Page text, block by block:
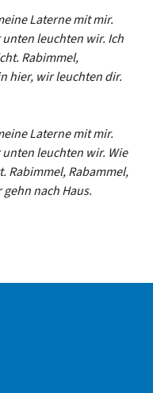
Laterne mit mir.
leuchten wir. Ich
Rabimmel,
hier, wir leuchten dir.
Laterne mit mir.
leuchten wir. Wie
Rabimmel, Rabammel,
nach Haus.